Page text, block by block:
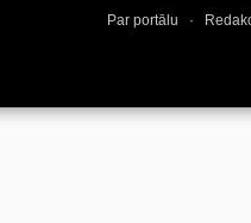
Par portālu ·